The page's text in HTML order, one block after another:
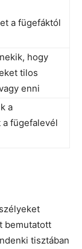
a fügefáktól
hogy
tilos
enni
a
fügefalevél
bemutatott
tisztában